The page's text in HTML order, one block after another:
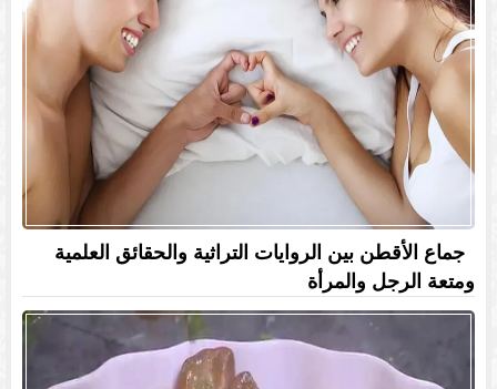
جماع الأقطن بين الروايات التراثية والحقائق العلمية
ومتعة الرجل والمرأة